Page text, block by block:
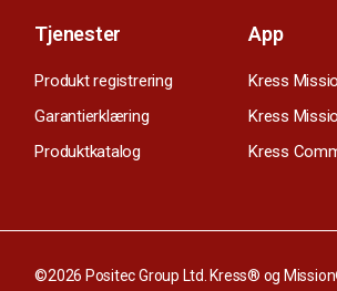
Tjenester
Produkt registrering
Garantierklæring
Produktkatalog
App
Kress
Kress
Kress
©2026 Positec Group Ltd. Kress® og